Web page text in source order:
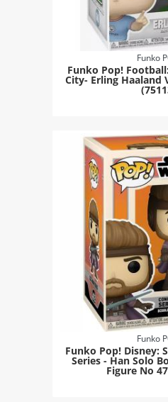
Funko
Funko Pop!
City- Erling Haaland
Funko
Funko Pop! Disney:
Series - Han Solo
Figure Νο